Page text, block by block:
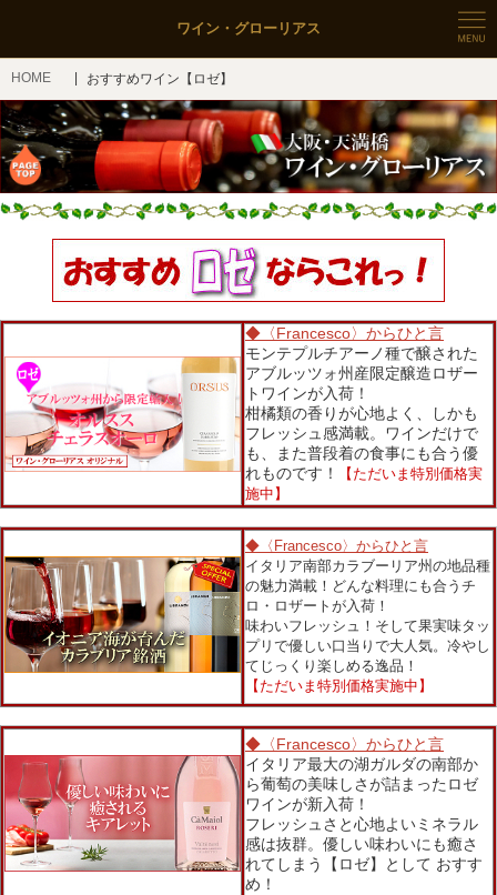
ワイン・グローリアス
HOME おすすめワイン【ロゼ】
◆〈Francesco〉からひと言
モンテプルチアーノ種で醸された
アブルッツォ州産限定醸造ロザー
トワインが入荷！
柑橘類の香りが心地よく、しかも
フレッシュ感満載。ワインだけで
も、また普段着の食事にも合う優
れものです！
【ただいま特別価格実
施中】
◆〈Francesco〉からひと言
イタリア南部カラブーリア州の地品種
の魅力満載！どんな料理にも合うチ
ロ・ロザートが入荷！
味わいフレッシュ！そして果実味タッ
プリで優しい口当りで大人気。冷やし
てじっくり楽しめる逸品！
【ただいま特別価格実施中】
◆〈Francesco〉からひと言
イタリア最大の湖ガルダの南部か
ら葡萄の美味しさが詰まったロゼ
ワインが新入荷！
フレッシュさと心地よいミネラル
感は抜群。優しい味わいにも癒さ
れてしまう【ロゼ】として おすす
め！